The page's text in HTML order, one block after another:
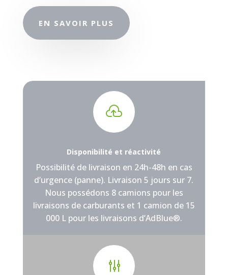
EN SAVOIR PLUS

Disponibilité et réactivité
Possibilité de livraison en 24h-48h en cas
d’urgence (panne). Livraison 5 jours sur 7.
Nous possédons 8 camions pour les
livraisons de carburants et 1 camion de 15
000 L pour les livraisons d’AdBlue®.
g